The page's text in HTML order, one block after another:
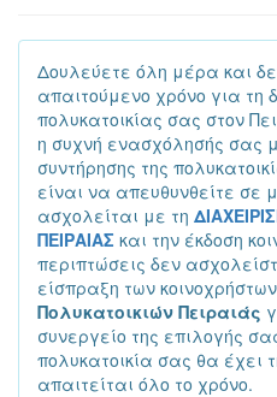
Δουλεύετε όλη μέρα και
απαιτούμενο χρόνο για τη
πολυκατοικίας σας στον
η συχνή ενασχόλησής σας
συντήρησης της
είναι να απευθυνθείτε σε
ασχολείται με τη
ΠΕΙΡΑΙΑΣ και την έκδοση
περιπτώσεις δεν
είσπραξη των
Πολυκατοικιών Πειραιάς
συνεργείο της επιλογής
πολυκατοικία σας θα έχει
απαιτείται όλο το χρόνο.